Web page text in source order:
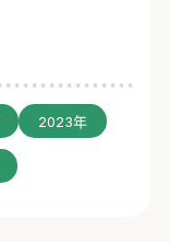
2023年